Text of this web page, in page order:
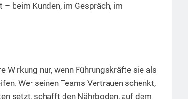
beim Kunden, im Gespräch, im
Wirkung nur, wenn Führungskräfte sie als
Wer seinen Teams Vertrauen schenkt,
setzt, schafft den Nährboden, auf dem